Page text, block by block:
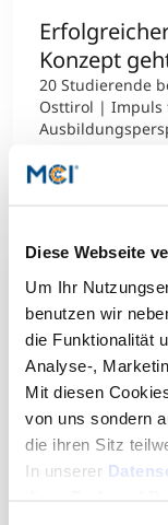
Diese Webseite
Um Ihr
benutzen wir
die Funktionalität
Analyse-,
Mit diesen
von uns sondern
die ihren Sitz
In unserer
Konzept
20 Studierende
Osttirol | Impuls
Mehr dazu